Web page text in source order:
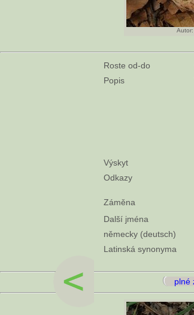
Autor:
Roste od-do
Popis
Výskyt
Odkazy
Záměna
Další jména
německy (deutsch)
Latinská synonyma